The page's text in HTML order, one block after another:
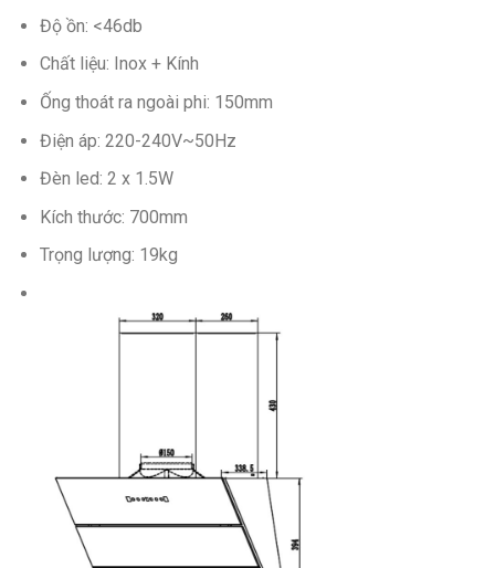
Độ ồn: <46db
Chất liệu: Inox + Kính
Ống thoát ra ngoài phi: 150mm
Điện áp: 220-240V~50Hz
Đèn led: 2 x 1.5W
Kích thước: 700mm
Trọng lượng: 19kg